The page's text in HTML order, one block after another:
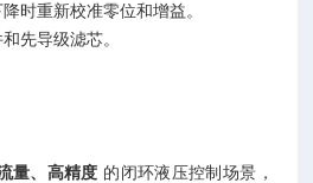
时重新校准零位和增益。
先导级滤芯。
量、高精度 的闭环液压控制场景，